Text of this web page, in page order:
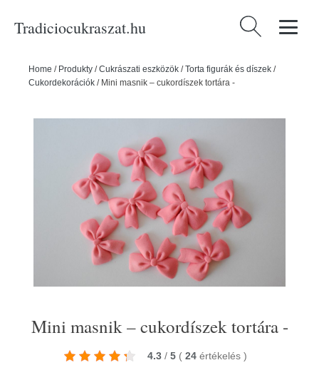
Tradiciocukraszat.hu Keresés:
Home / Produkty /Cukrászati eszközök /Torta figurák és díszek /
Cukordekorációk / Mini masnik – cukordíszek tortára -
Mini masnik – cukordíszek tortára -
4.3 / 5 ( 24 értékelés )